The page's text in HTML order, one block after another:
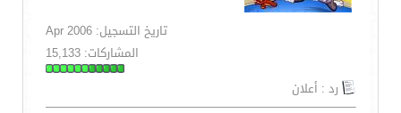
تاريخ التسجيل: Apr 2006
المشاركات: 15,133
رد : أعلان